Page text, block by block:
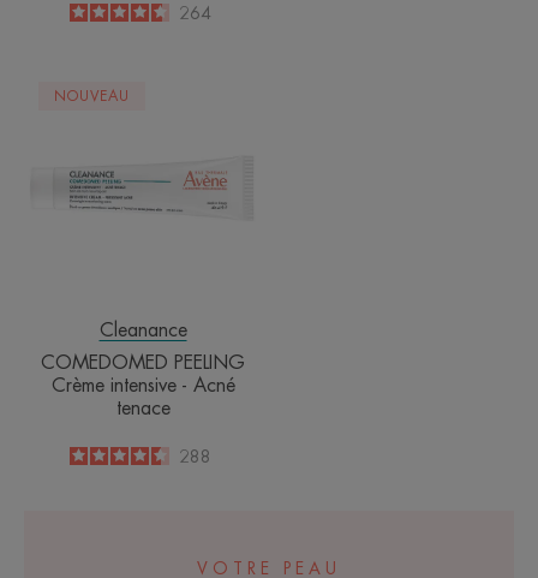
4.6
/
5
264
Acné
NOUVEAU
Cleanance
COMEDOMED PEELING
Crème intensive - Acné
tenace
4.5
/
5
288
VOTRE PEAU